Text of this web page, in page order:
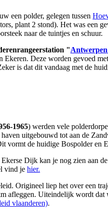
een polder, gelegen tussen
plant 2 stond). Het was een
naar de tuintjes en schuur.
"
Ekeren. Deze worden gevoed
is dat dit vandaag met de
1965) werden vele
uitgebouwd tot aan de
vormt de huidige Bospolder en
Dijk kan je nog zien aan
vind je hier.
Origineel liep het over een
afleggen. Uiteindelijk wordt
vlaanderen).